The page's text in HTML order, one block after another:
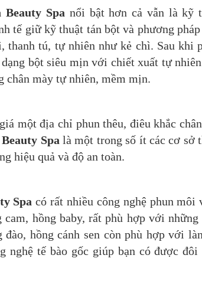
Spanổi bật hơn cả vẫn là kỹ
tế giữ kỹ thuật tán bột và phương
thanh tú, tự nhiên như kẻ chì. Sau khi
bột siêu mịn với chiết xuất tự
chân mày tự nhiên, mềm mịn.
một địa chỉ phun thêu, điêu khắc
Spalà một trong số ít các cơ sở
hiệu quả và độ an toàn.
Spa có rất nhiều công nghệ phun
cam, hồng baby, rất phù hợp với
đào, hồng cánh sen còn phù hợp với
nghệ tế bào gốc giúp bạn có được